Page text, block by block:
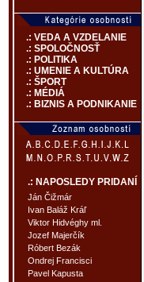
.: VEDA A VZDELANIE
.: SPOLOČNOSŤ
.: POLITIKA
.: UMENIE A KULTÚRA
.: ŠPORT
.: MÉDIÁ
.: BIZNIS A PODNIKANIE
.: NAPOSLEDY PRIDANÍ
Ján Čižmár
Ivan Baláž Kráľ
Viktor Hidvéghy ml.
Jozef Majerčík
Róbert Bezák
Ondrej Francisci
Pavel Kapusta